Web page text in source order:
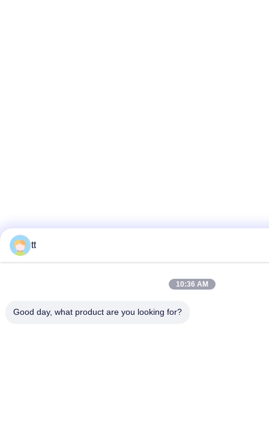
tt
10:36 AM
Good day, what product are you looking for?